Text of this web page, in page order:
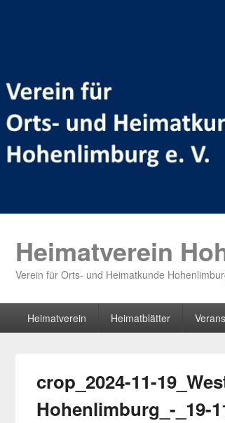
Heimatverein
Verein für Orts- und Heimatkunde
Heimatverein Heimatblätter
crop_2024-11-
Hohenlimburg_-_19-